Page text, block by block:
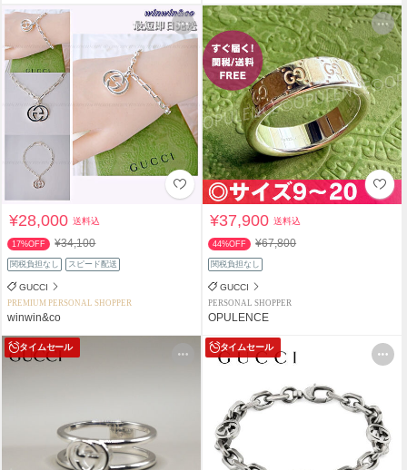
¥28,000送料込
17%OFF ¥34,100
関税負担なし スピード配送
GUCCI
PREMIUM PERSONAL SHOPPER
winwin&co
¥37,900送料込
44%OFF ¥67,800
関税負担なし
GUCCI
PERSONAL SHOPPER
OPULENCE
タイムセール タイムセール